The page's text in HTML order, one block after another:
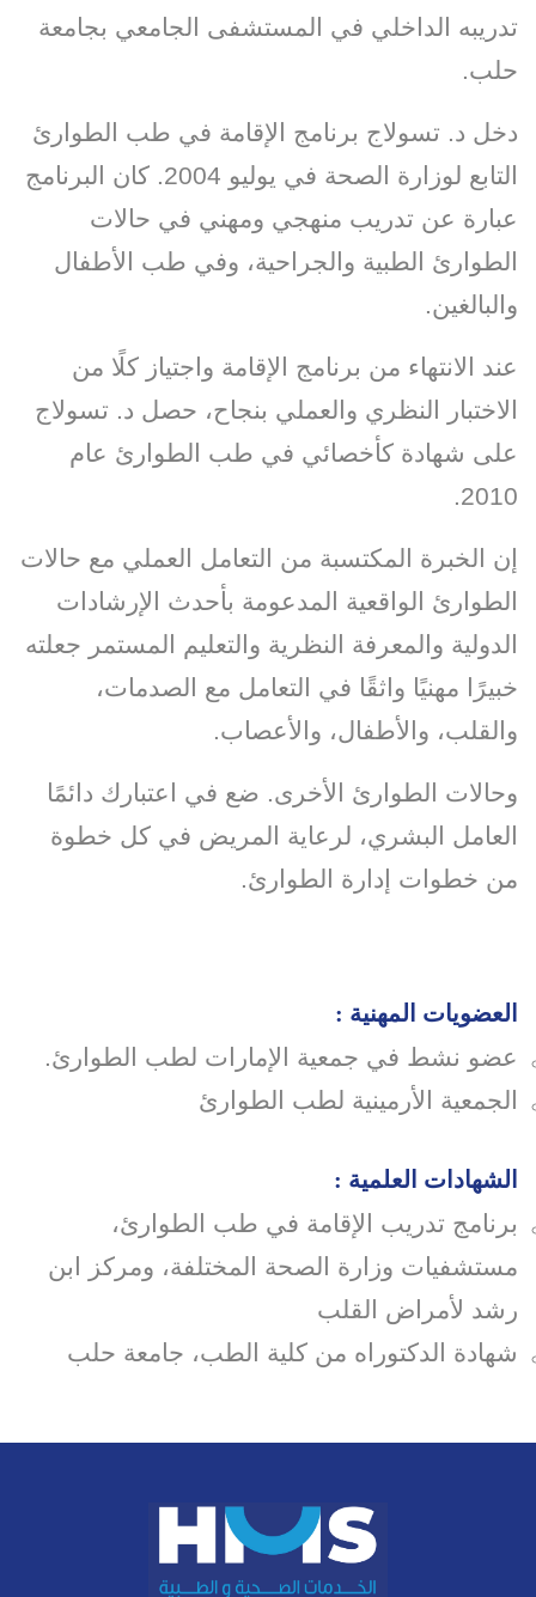
تدريبه الداخلي في المستشفى الجامعي بجامعة
حلب.
دخل د. تسولاج برنامج الإقامة في طب الطوارئ
التابع لوزارة الصحة في يوليو 2004. كان البرنامج
عبارة عن تدريب منهجي ومهني في حالات
الطوارئ الطبية والجراحية، وفي طب الأطفال
والبالغين.
عند الانتهاء من برنامج الإقامة واجتياز كلًا من
الاختبار النظري والعملي بنجاح، حصل د. تسولاج
على شهادة كأخصائي في طب الطوارئ عام
2010.
إن الخبرة المكتسبة من التعامل العملي مع حالات
الطوارئ الواقعية المدعومة بأحدث الإرشادات
الدولية والمعرفة النظرية والتعليم المستمر جعلته
خبيرًا مهنيًا واثقًا في التعامل مع الصدمات،
والقلب، والأطفال، والأعصاب.
وحالات الطوارئ الأخرى. ضع في اعتبارك دائمًا
العامل البشري، لرعاية المريض في كل خطوة
من خطوات إدارة الطوارئ.
العضويات المهنية :
عضو نشط في جمعية الإمارات لطب الطوارئ.
الجمعية الأرمينية لطب الطوارئ
الشهادات العلمية :
برنامج تدريب الإقامة في طب الطوارئ،
مستشفيات وزارة الصحة المختلفة، ومركز ابن
رشد لأمراض القلب
شهادة الدكتوراه من كلية الطب، جامعة حلب